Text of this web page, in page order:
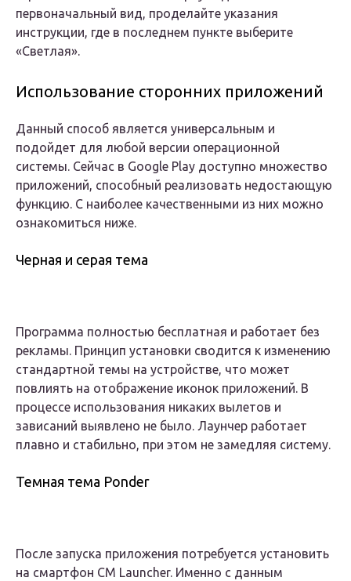
первоначальный вид, проделайте указания
инструкции, где в последнем пункте выберите
«Светлая».
Использование сторонних приложений
Данный способ является универсальным и
подойдет для любой версии операционной
системы. Сейчас в Google Play доступно множество
приложений, способный реализовать недостающую
функцию. С наиболее качественными из них можно
ознакомиться ниже.
Черная и серая тема
Программа полностью бесплатная и работает без
рекламы. Принцип установки сводится к изменению
стандартной темы на устройстве, что может
повлиять на отображение иконок приложений. В
процессе использования никаких вылетов и
зависаний выявлено не было. Лаунчер работает
плавно и стабильно, при этом не замедляя систему.
Темная тема Ponder
После запуска приложения потребуется установить
на смартфон CM Launcher. Именно с данным